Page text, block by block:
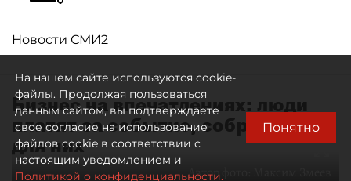
Новости СМИ2
Бизнес на впечатлениях: люди
платят за событие, собранное
для них
Автор фото:
На нашем сайте используются cookie-
файлы. Продолжая пользоваться
данным сайтом, вы подтверждаете
свое согласие на использование
файлов cookie в соответствии с
настоящим уведомлением и
Политикой о конфиденциальности.
Понятно